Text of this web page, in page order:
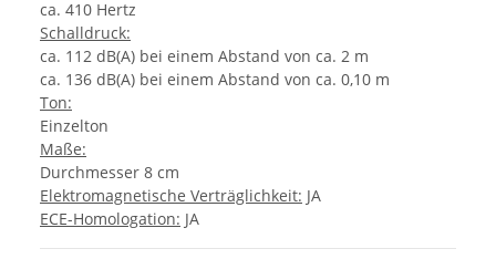
ca. 410 Hertz
Schalldruck:
ca. 112 dB(A) bei einem Abstand von ca. 2 m
ca. 136 dB(A) bei einem Abstand von ca. 0,10 m
Ton:
Einzelton
Maße:
Durchmesser 8 cm
Elektromagnetische Verträglichkeit: JA
ECE-Homologation: JA